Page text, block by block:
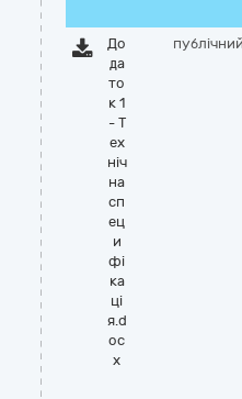
До
да
то
к 1
- Т
ех
ніч
на
сп
ец
и
фі
ка
ці
я.d
oc
x
публічний